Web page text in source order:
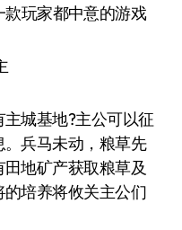
城基地?主公可以征
兵马未动，粮草先
地矿产获取粮草及
培养将攸关主公们